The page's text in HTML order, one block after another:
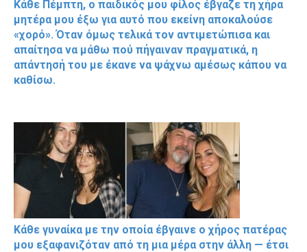
Κάθε Πέμπτη, ο παιδικός μου φίλος έβγαζε τη χήρα
μητέρα μου έξω για αυτό που εκείνη αποκαλούσε
«χορό». Όταν όμως τελικά τον αντιμετώπισα και
απαίτησα να μάθω πού πήγαιναν πραγματικά, η
απάντησή του με έκανε να ψάχνω αμέσως κάπου να
καθίσω.
Κάθε γυναίκα με την οποία έβγαινε ο χήρος πατέρας
μου εξαφανιζόταν από τη μια μέρα στην άλλη — έτσι